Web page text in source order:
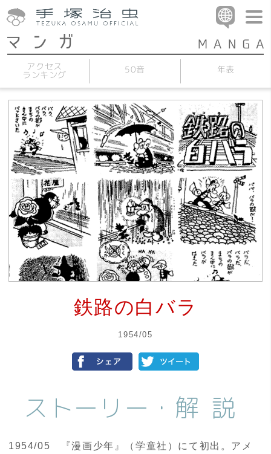
アクセス
ランキング 50音 年表
鉄路の白バラ
1954/05
ストーリー・ 解説
1954/05 『漫画少年』（学童社）にて初出。アメ